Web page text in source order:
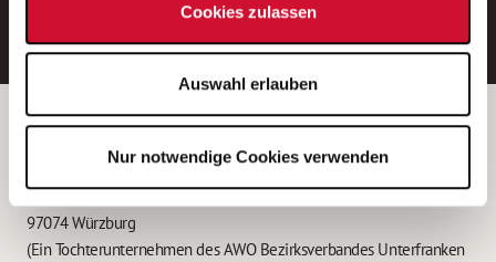
Cookies zulassen
Auswahl erlauben
Nur notwendige Cookies verwenden
E-Mail-Adresse eintragen
Betreiber der Webseite
Garitz Bewirtschaftungsbetriebe GmbH
Kantstraße 45a
97074 Würzburg
(Ein Tochterunternehmen des AWO Bezirksverbandes Unterfranken